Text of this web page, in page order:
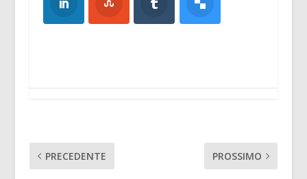
PRECEDENTE PROSSIMO